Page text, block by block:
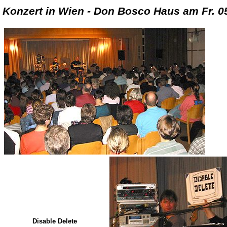
Konzert in Wien - Don Bosco Haus am Fr.
Disable Delete